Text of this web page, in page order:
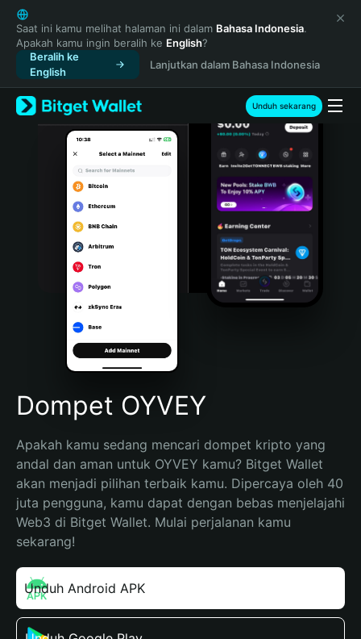
English
日本語
Tiếng Việt
Русский
Español (Latinoamérica)
Türkçe
Italiano
Português (Portugal)
Bahasa Indonesia
Português (Brasil)
Español (Argentina)
Saat ini kamu melihat halaman ini dalam Bahasa Indonesia.
Apakah kamu ingin beralih ke English?
Beralih ke
English
Lanjutkan dalam Bahasa Indonesia
Unduh sekarang
Dompet OYVEY
Apakah kamu sedang mencari dompet kripto yang
andal dan aman untuk OYVEY kamu? Bitget Wallet
akan menjadi pilihan terbaik kamu. Dipercaya oleh 40
juta pengguna, kamu dapat dengan bebas menjelajahi
Web3 di Bitget Wallet. Mulai perjalanan kamu
sekarang!
Unduh Android APK